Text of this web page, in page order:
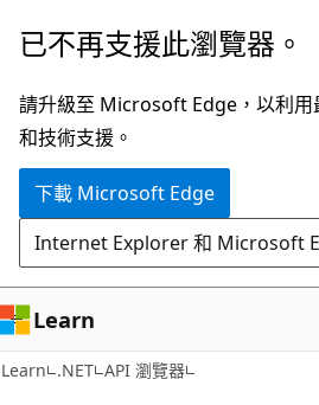
跳
主
要
內
跳
頁
面
內
覽
已不再支援此瀏覽器。
請升級至 Microsoft Edge，以利用
和技術支援。
下載 Microsoft Edge
Internet Explorer 和 Microsoft
Learn
Learn .NET API 瀏覽器